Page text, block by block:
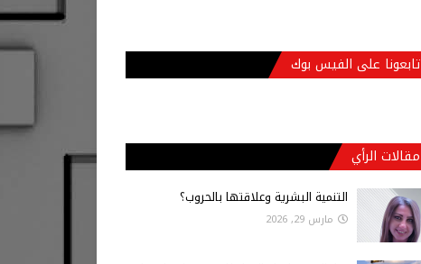
تابعونا على الفيس بوك
مقالات الرأي
التنمية البشرية وعلاقتها بالحروب؟
مارس 29, 2026